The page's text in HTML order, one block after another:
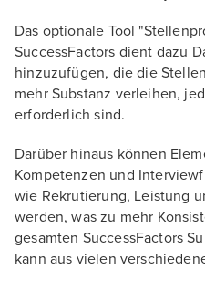
Das optionale Tool
SuccessFactors dient dazu
hinzuzufügen, die die
mehr Substanz verleihen,
erforderlich sind.
Darüber hinaus können
Kompetenzen und
wie Rekrutierung, Leistung
werden, was zu mehr
gesamten SuccessFactors
kann aus vielen